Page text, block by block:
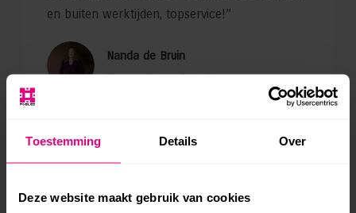
Toestemming Details Over
Deze website maakt gebruik van cookies
en buiten werktijden, topservice!”
Nanda de Bruin
Eigenaar Behind Behaviour
van Pixelsz eeuwig dankbaar! Dankzij hun inzet